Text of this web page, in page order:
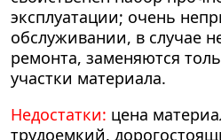
эксплуатации; очень
обслуживании, в случае
ремонта, заменяются
участки материала.
Недостатки: цена
трудоемкий,